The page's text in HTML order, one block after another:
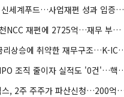
상장사 옷 벗는 신세계푸드…사업재편 성과 입증할까
한화솔루션, 여천NCC 재편에 2725억…재무 부담 커지나
NH농협생명, 금리상승에 취
신한투자증권, IPO 조직 줄
해성에어로보틱스, 2주 주주가 파산